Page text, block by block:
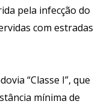
pela infecção do
com estradas
“Classe I”, que
mínima de